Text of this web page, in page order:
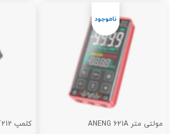
مولتی متر ANENG 621A کلمپ ANENG ST212